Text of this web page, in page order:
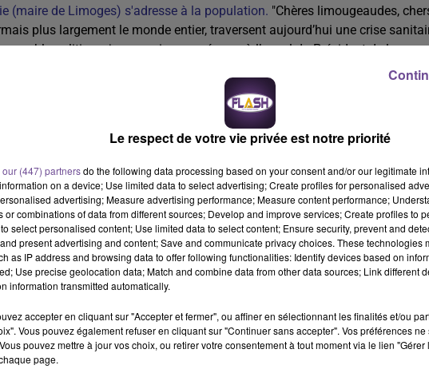
(maire de Limoges) s'adresse à la population. "Chères limougeaudes,
plus largement le monde entier, traversent aujourd’hui une crise
politique, je souscris sans réserve à l’appel du Président de la
solidarité nationale soit active et efficace afin de protéger notre bien
Dès le début de la crise, la Ville de Limoges a mis en place les
qui s’imposaient pour garantir la continuité des services en toute
qui assurent un contact quotidien avec le public. J’ai réuni ce matin les
mettre en place les mesures qui ont été annoncées et notamment la
jeunes enfants, crèches, écoles, restaurants scolaires, centres de loisirs,
mis en relation sans attendre avec l’Inspection académique, le Rectorat et
mettra en place un numéro d’appel, dédié aux familles, qui permettra
en vigueur mais aussi de recueillir les difficultés individuelles qui
des salaires des agents qui verraient leur activité suspendue en
Nous avons également tout mis en oeuvre pour garantir la sécurité
municipales du 15 mars prochain : équipements adaptés, consignes
des bureaux de vote. J’ai d’ores et déjà pris contact avec le directeur
son personnel soignant dans ce nouveau contexte. Nous restons et
de tous les personnels de santé publics et privés. Je prendrai également
pour envisager toute mesure de soutien qui pourrait être nécessaire pour
de précaution. Notre seule priorité est de tout faire pour assurer la
Le respect de votre vie privée est notre priorité
our (447) partnersdo the following data processing based on your consent and/or our legitimate
on a device; Use limited data to select advertising; Create profiles for personalised
advertising; Measure advertising performance; Measure content performance;
or combinations of data from different sources; Develop and improve services; Create profiles to
select personalised content; Use limited data to select content; Ensure security, prevent and
present advertising and content; Save and communicate privacy choices. These technologies
as IP address and browsing data to offer following functionalities: Identify devices based on
Use precise geolocation data; Match and combine data from other data sources; Link different
information transmitted automatically.
accepter en cliquant sur "Accepter et fermer", ou affiner en sélectionnant les finalités et/ou
Vous pouvez également refuser en cliquant sur "Continuer sans accepter". Vos préférences
pouvez mettre à jour vos choix, ou retirer votre consentement à tout moment via le lien
page.